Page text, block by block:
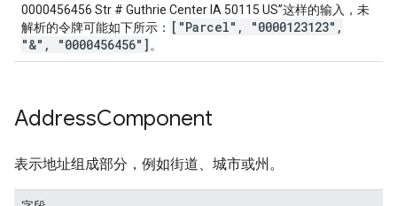
0000456456 Str # Guthrie Center IA 50115 US”这样的输入，未
解析的令牌可能如下所示： ["Parcel", "0000123123",
"&", "0000456456"] 。
AddressComponent
表示地址组成部分，例如街道、城市或州。